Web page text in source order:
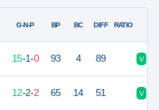
G-N-P BP BC DIFF RATIO
15-1-0 93 4 89 V
12-2-2 65 14 51 V